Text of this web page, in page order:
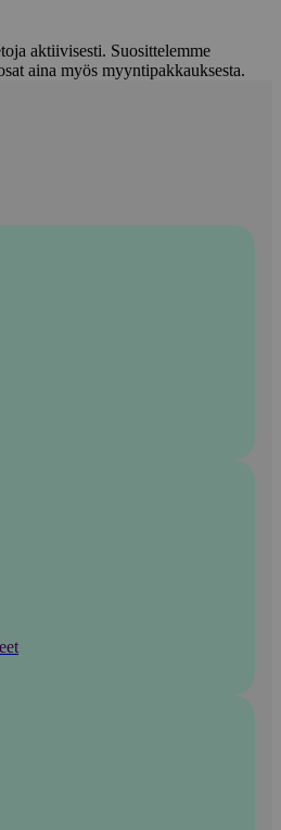
aktiivisesti. Suosittelemme
aina myös myyntipakkauksesta.